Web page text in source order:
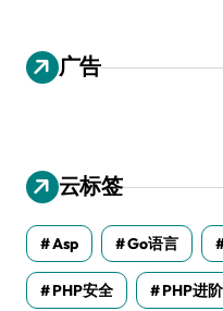
广告
云标签
Asp Go语言
PHP安全 PHP进阶